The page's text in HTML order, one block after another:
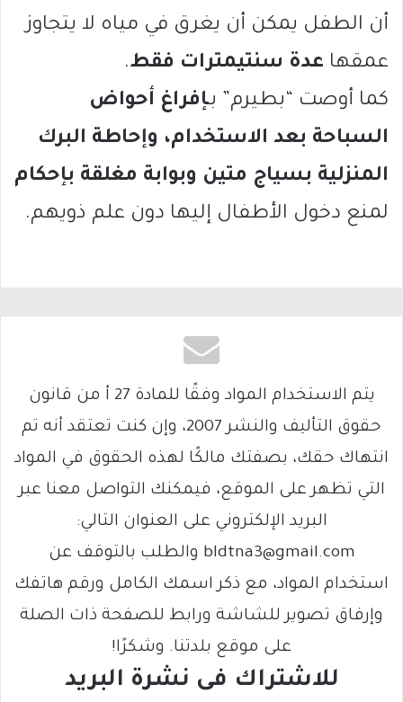
أن الطفل يمكن أن يغرق في مياه لا يتجاوز
عمقها عدة سنتيمترات فقط.
كما أوصت “بطيرم” بـإفراغ أحواض
السباحة بعد الاستخدام، وإحاطة البرك
المنزلية بسياج متين وبوابة مغلقة بإحكام
لمنع دخول الأطفال إليها دون علم ذويهم.
يتم الاستخدام المواد وفقًا للمادة 27 أ من قانون
حقوق التأليف والنشر 2007، وإن كنت تعتقد أنه تم
انتهاك حقك، بصفتك مالكًا لهذه الحقوق في المواد
التي تظهر على الموقع، فيمكنك التواصل معنا عبر
البريد الإلكتروني على العنوان التالي:
bldtna3@gmail.com والطلب بالتوقف عن
استخدام المواد، مع ذكر اسمك الكامل ورقم هاتفك
وإرفاق تصوير للشاشة ورابط للصفحة ذات الصلة
على موقع بلدتنا. وشكرًا!
للاشتراك فى نشرة البريد